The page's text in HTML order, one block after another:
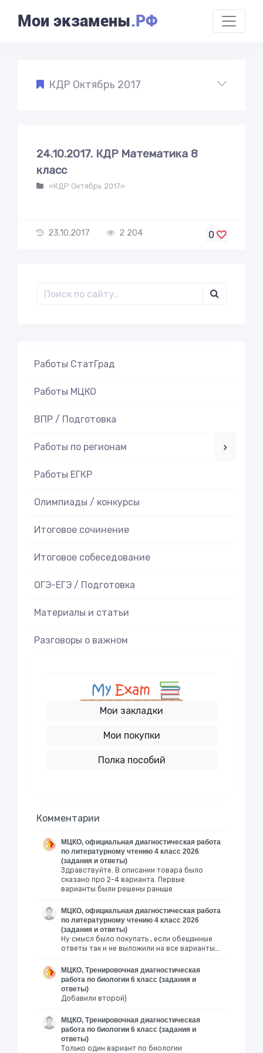
Мои экзамены.РФ
КДР Октябрь 2017
24.10.2017. КДР Математика 8
класс
«КДР Октябрь 2017»
23.10.2017 2 204 0
Работы СтатГрад
Работы МЦКО
ВПР / Подготовка
Работы по регионам
Работы ЕГКР
Олимпиады / конкурсы
Итоговое cочинение
Итоговое cобеседование
ОГЭ-ЕГЭ / Подготовка
Материалы и статьи
Разговоры о важном
Мои закладки
Мои покупки
Полка пособий
Комментарии
МЦКО, официальная диагностическая работа
по литературному чтению 4 класс 2026
(задания и ответы)
Здравствуйте. В описании товара было
сказано про 2-4 варианта. Первые
варианты были решены раньше
МЦКО, официальная диагностическая работа
по литературному чтению 4 класс 2026
(задания и ответы)
Ну смысл было покупать , если обещанные
ответы так и не выложили на все варианты….
МЦКО, Тренировочная диагностическая
работа по биологии 6 класс (задания и
ответы)
Добавили второй)
МЦКО, Тренировочная диагностическая
работа по биологии 6 класс (задания и
ответы)
Только один вариант по биологии